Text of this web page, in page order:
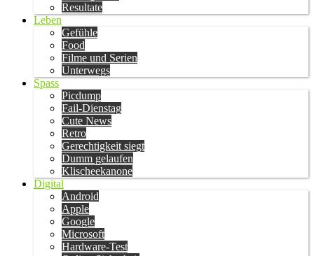
Resultate
Leben
Gefühle
Food
Filme und Serien
Unterwegs
Spass
Picdump
Fail-Dienstag
Cute News
Retro
Gerechtigkeit siegt
Dumm gelaufen
Klischeekanone
Digital
Android
Apple
Google
Microsoft
Hardware-Test